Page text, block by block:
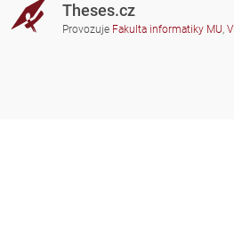
Theses.cz
Provozuje Fakulta informatiky MU,